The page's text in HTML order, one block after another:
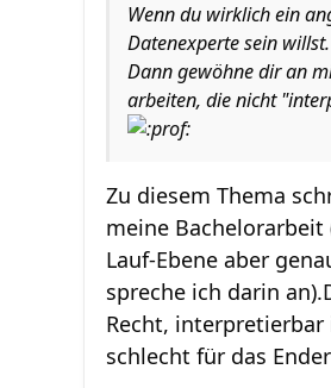
Wenn du wirklich ein
Datenexperte sein willst.
Dann gewöhne dir an
arbeiten, die nicht
Zu diesem Thema
meine
Lauf-Ebene aber
spreche ich darin
Recht,
schlecht für das